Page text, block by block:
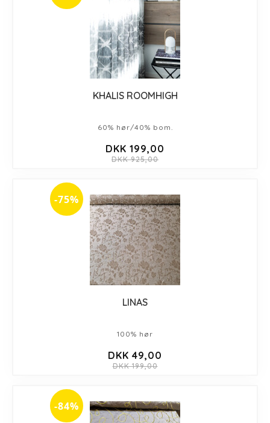
KHALIS ROOMHIGH
60% hør/40% bom.
DKK 199,00
DKK 925,00
-75%
LINAS
100% hør
DKK 49,00
DKK 199,00
-84%